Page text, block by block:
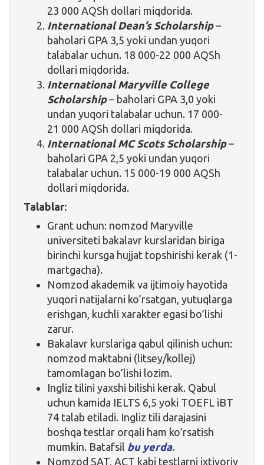
23 000 AQSh dollari miqdorida.
International Dean’s Scholarship–
baholari GPA 3,5 yoki undan yuqori
talabalar uchun. 18 000-22 000 AQSh
dollari miqdorida.
International Maryville College
Scholarship– baholari GPA 3,0 yoki
undan yuqori talabalar uchun. 17 000-
21 000 AQSh dollari miqdorida.
International MC Scots Scholarship–
baholari GPA 2,5 yoki undan yuqori
talabalar uchun. 15 000-19 000 AQSh
dollari miqdorida.
Talablar:
Grant uchun: nomzod Maryville
universiteti bakalavr kurslaridan biriga
birinchi kursga hujjat topshirishi kerak (1-
martgacha).
Nomzod akademik va ijtimoiy hayotida
yuqori natijalarni ko’rsatgan, yutuqlarga
erishgan, kuchli xarakter egasi bo’lishi
zarur.
Bakalavr kurslariga qabul qilinish uchun:
nomzod maktabni (litsey/kollej)
tamomlagan bo’lishi lozim.
Ingliz tilini yaxshi bilishi kerak. Qabul
uchun kamida IELTS 6,5 yoki TOEFL iBT
74 talab etiladi. Ingliz tili darajasini
boshqa testlar orqali ham ko’rsatish
mumkin. Batafsil bu yerda.
Nomzod SAT, ACT kabi testlarni ixtiyoriy